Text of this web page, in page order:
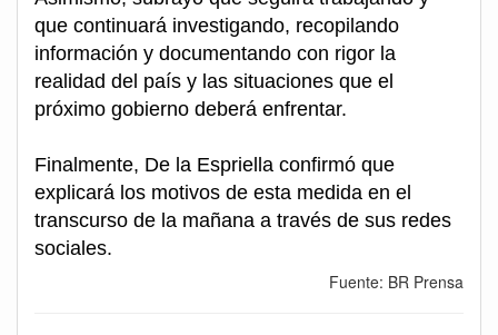
que continuará investigando, recopilando
información y documentando con rigor la
realidad del país y las situaciones que el
próximo gobierno deberá enfrentar.
Finalmente, De la Espriella confirmó que
explicará los motivos de esta medida en el
transcurso de la mañana a través de sus redes
sociales.
Fuente: BR Prensa